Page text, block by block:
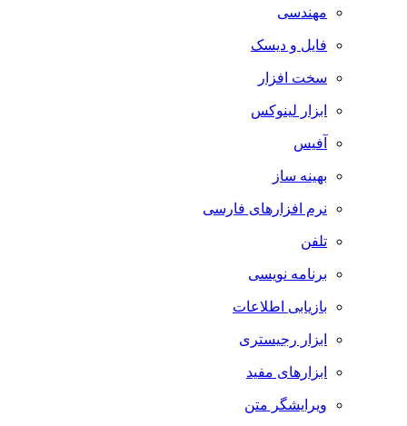
مهندسی
فایل و دیسک
سخت افزار
ابزار لینوکس
آفیس
بهینه ساز
نرم افزارهای فارسی
تلفن
برنامه نویسی
بازیابی اطلاعات
ابزار رجیستری
ابزارهای مفید
ویرایشگر متن